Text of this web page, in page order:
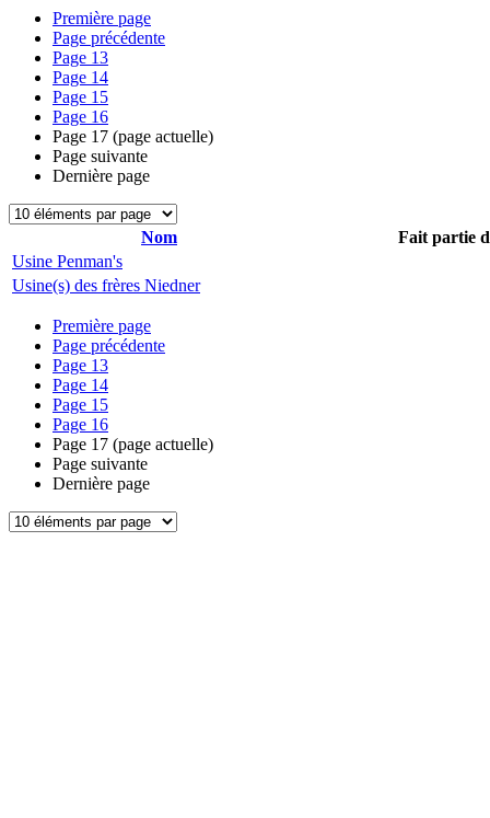
Première page
Page précédente
Page 13
Page 14
Page 15
Page 16
Page 17 (page actuelle)
Page suivante
Dernière page
Nom
Fait partie
Usine Penman's
Usine(s) des frères Niedner
Première page
Page précédente
Page 13
Page 14
Page 15
Page 16
Page 17 (page actuelle)
Page suivante
Dernière page